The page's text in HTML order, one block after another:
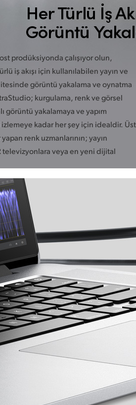
Her Türlü İş
Görüntü
prodüksiyonda çalışıyor olun,
iş akışı için kullanılabilen yayın ve
görüntü yakalama ve oynatma
kurgulama, renk ve görsel
görüntü yakalamaya ve yapım
izlemeye kadar her şey için idealdir. Üst
renk uzmanlarının; yayın
televizyonlaraveya en yeni dijital